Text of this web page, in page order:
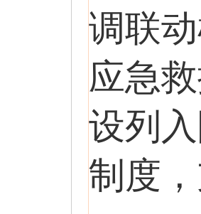
调联
应急
设列
制度